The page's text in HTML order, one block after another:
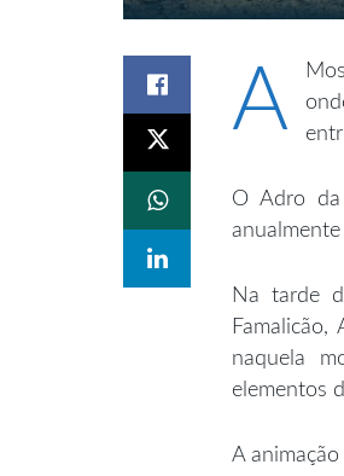
A
O Adro
Na tarde
naquela
elementos
A